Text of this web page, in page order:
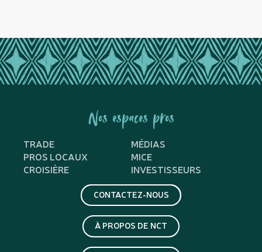
Nos espaces pros
TRADE
MÉDIAS
PROS LOCAUX
MICE
CROISIÈRE
INVESTISSEURS
CONTACTEZ-NOUS
À PROPOS DE NCT